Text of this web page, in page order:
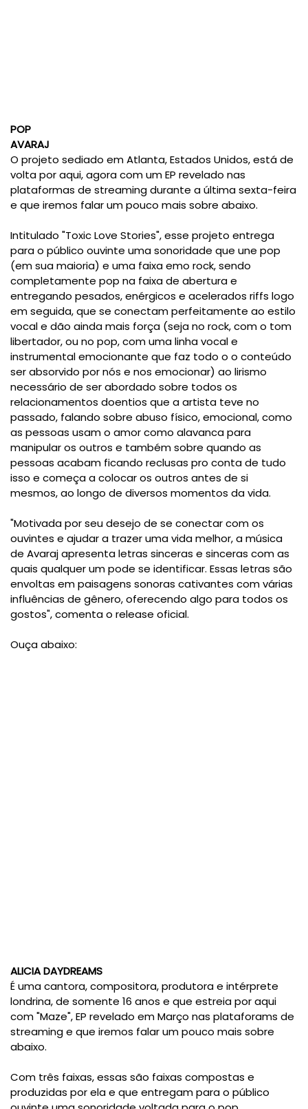
POP
AVARAJ
O projeto sediado em Atlanta, Estados Unidos, está de
volta por aqui, agora com um EP revelado nas
plataformas de streaming durante a última sexta-feira
e que iremos falar um pouco mais sobre abaixo.
Intitulado "Toxic Love Stories", esse projeto entrega
para o público ouvinte uma sonoridade que une pop
(em sua maioria) e uma faixa emo rock, sendo
completamente pop na faixa de abertura e
entregando pesados, enérgicos e acelerados riffs logo
em seguida, que se conectam perfeitamente ao estilo
vocal e dão ainda mais força (seja no rock, com o tom
libertador, ou no pop, com uma linha vocal e
instrumental emocionante que faz todo o o conteúdo
ser absorvido por nós e nos emocionar) ao lirismo
necessário de ser abordado sobre todos os
relacionamentos doentios que a artista teve no
passado, falando sobre abuso físico, emocional, como
as pessoas usam o amor como alavanca para
manipular os outros e também sobre quando as
pessoas acabam ficando reclusas pro conta de tudo
isso e começa a colocar os outros antes de si
mesmos, ao longo de diversos momentos da vida.
"Motivada por seu desejo de se conectar com os
ouvintes e ajudar a trazer uma vida melhor, a música
de Avaraj apresenta letras sinceras e sinceras com as
quais qualquer um pode se identificar. Essas letras são
envoltas em paisagens sonoras cativantes com várias
influências de gênero, oferecendo algo para todos os
gostos", comenta o release oficial.
Ouça abaixo:
ALICIA DAYDREAMS
É uma cantora, compositora, produtora e intérprete
londrina, de somente 16 anos e que estreia por aqui
com "Maze", EP revelado em Março nas plataforams de
streaming e que iremos falar um pouco mais sobre
abaixo.
Com três faixas, essas são faixas compostas e
produzidas por ela e que entregam para o público